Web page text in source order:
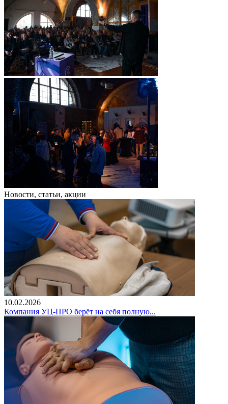
Новости, статьи, акции
10.02.2026
Компания УЦ-ПРО берёт на себя полную...